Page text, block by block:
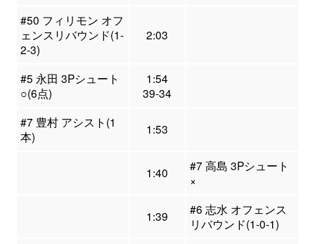
#50 フィリモン オフ
ェンスリバウンド(1-
2-3)
2:03
#5 永田 3Pシュート
○(6点)
1:54
39-34
#7 豊村 アシスト(1
本)
1:53
1:40
#7 高島 3Pシュート
×
1:39
#6 志水 オフェンス
リバウンド(1-0-1)